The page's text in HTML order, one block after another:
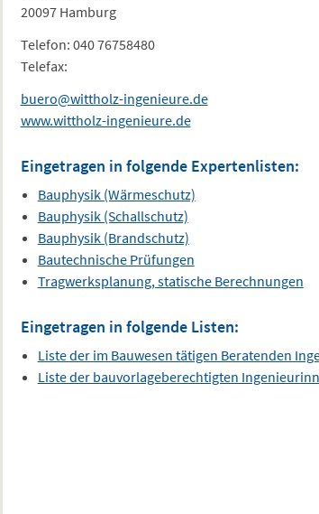
20097 Hamburg
Telefon: 040 76758480
Telefax:
buero@wittholz-ingenieure.de
www.wittholz-ingenieure.de
Eingetragen in folgende Expertenlisten:
Bauphysik (Wärmeschutz)
Bauphysik (Schallschutz)
Bauphysik (Brandschutz)
Bautechnische Prüfungen
Tragwerksplanung, statische Berechnungen
Eingetragen in folgende Listen:
Liste der im Bauwesen tätigen Beratenden
Liste der bauvorlageberechtigten